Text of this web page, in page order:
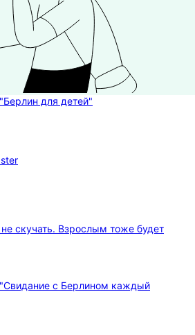
скучать. Взрослым тоже будет